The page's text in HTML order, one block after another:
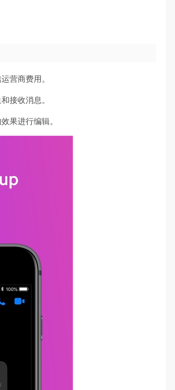
营商费用。
接收消息。
果进行编辑。